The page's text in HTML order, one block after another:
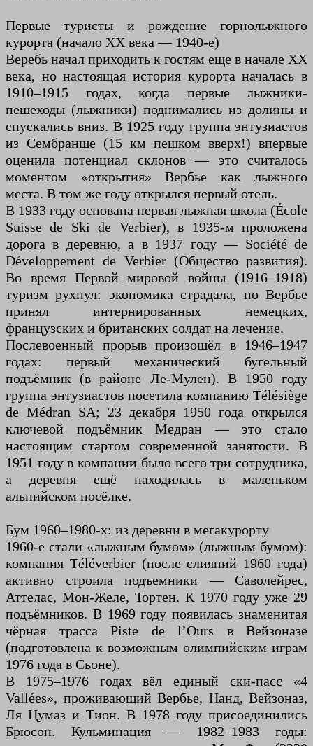
Первые туристы и рождение горнолыжного
курорта (начало XX века — 1940-е)
Веребь начал приходить к гостям еще в начале XX
века, но настоящая история курорта началась в
1910–1915 годах, когда первые лыжники-
пешеходы (лыжники) поднимались из долины и
спускались вниз. В 1925 году группа энтузиастов
из Сембранше (15 км пешком вверх!) впервые
оценила потенциал склонов — это считалось
моментом «открытия» Вербье как лыжного
места. В том же году открылся первый отель.
В 1933 году основана первая лыжная школа (École
Suisse de Ski de Verbier), в 1935-м проложена
дорога в деревню, а в 1937 году — Société de
Développement de Verbier (Общество развития).
Во время Первой мировой войны (1916–1918)
туризм рухнул: экономика страдала, но Вербье
принял интернированных немецких,
французских и британских солдат на лечение.
Послевоенный прорыв произошёл в 1946–1947
годах: первый механический бугельный
подъёмник (в районе Ле-Мулен). В 1950 году
группа энтузиастов посетила компанию Télésiège
de Médran SA; 23 декабря 1950 года открылся
ключевой подъёмник Медран — это стало
настоящим стартом современной занятости. В
1951 году в компании было всего три сотрудника,
а деревня ещё находилась в маленьком
альпийском посёлке.
Бум 1960–1980-х: из деревни в мегакурорту
1960-е стали «лыжным бумом» (лыжным бумом):
компания Téléverbier (после слияний 1960 года)
активно строила подъемники — Саволейрес,
Аттелас, Мон-Желе, Тортен. К 1970 году уже 29
подъёмников. В 1969 году появилась знаменитая
чёрная трасса Piste de l’Ours в Вейзоназе
(подготовлена ​​к возможным олимпийским играм
1976 года в Сьоне).
В 1975–1976 годах вёл единый ски-пасс «4
Vallées», проживающий Вербье, Нанд, Вейзоназ,
Ля Цумаз и Тион. В 1978 году присоединились
Брюсон. Кульминация — 1982–1983 годы: